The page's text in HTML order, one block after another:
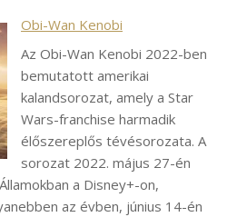
Obi-Wan Kenobi
Az Obi-Wan Kenobi 2022-ben
bemutatott amerikai
kalandsorozat, amely a Star
Wars-franchise harmadik
élőszereplős tévésorozata. A
sorozat 2022. május 27-én
a Disney+-on,
az évben, június 14-én